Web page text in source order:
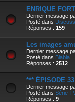
ENRIQUE FORT
Dernier message
Posté dans
Réponses : 159
Les images
Dernier message
Posté dans Blabla
Réponses : 2512
*** ÉPISODE
Dernier message
Posté dans Série
Réponses : 9